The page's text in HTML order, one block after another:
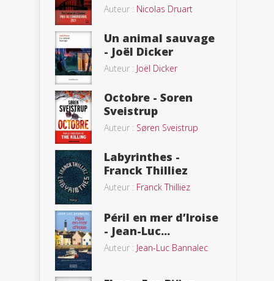
Auteur : Nicolas Druart
Un animal sauvage
- Joël Dicker
Auteur : Joël Dicker
Octobre - Soren
Sveistrup
Auteur : Søren Sveistrup
Labyrinthes -
Franck Thilliez
Auteur : Franck Thilliez
Péril en mer d’Iroise
- Jean-Luc...
Auteur : Jean-Luc Bannalec